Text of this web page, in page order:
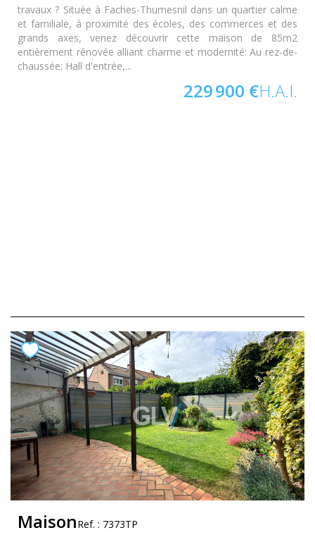
travaux ? Située à Faches-Thumesnil dans un quartier calme
et familiale, à proximité des écoles, des commerces et des
grands axes, venez découvrir cette maison de 85m2
entièrement rénovée alliant charme et modernité: Au rez-de-
chaussée: Hall d'entrée,...
229 900 €H.A.I.
MaisonRef. : 7373TP